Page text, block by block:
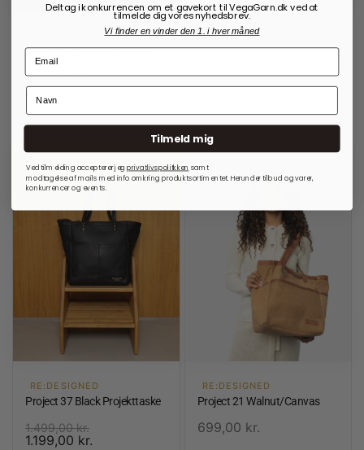
Project 2 Crossover Walnut
999,00kr.
OPBEVARINGSLØSNINGER
TIL RUNDPINDE
699,00kr.
RE:DESIGNED
Project 37 Black Projekttaske
1.499,00kr.
1.199,00 kr.
RE:DESIGNED
Project 21 Walnut/Canvas
699,00 kr.
Deltag i konkurrencen om et gavekort til VegaGarn.dk ved at
tilmelde dig vores nyhedsbrev.
Vi finder en vinder den 1. i hver måned
Tilmeld mig
Ved tilmelding accepterer jegprivatlivspolitkken samt
modtagelse af mails med info omkring produktsortimentet. Herunder tilbud og varer,
konkurrencer og events.